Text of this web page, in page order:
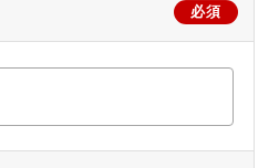
必須